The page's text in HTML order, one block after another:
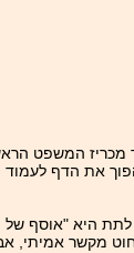
מכריז המשפט
את הדף
היא "אוסף של
חוט מקשר